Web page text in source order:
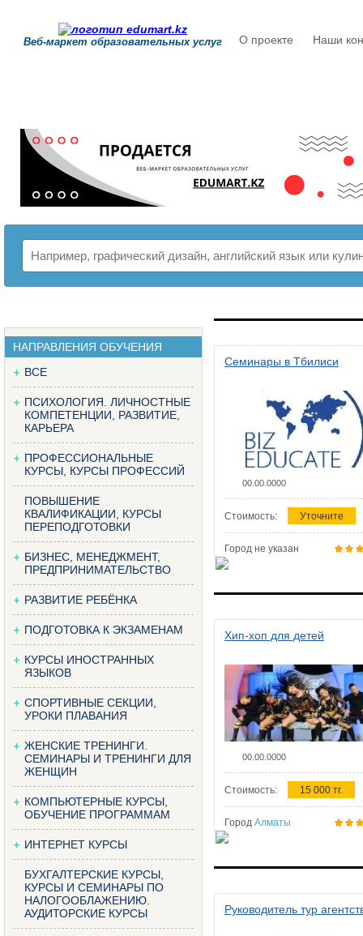
Веб-маркет образовательных услуг О проекте Наши
НАПРАВЛЕНИЯ ОБУЧЕНИЯ
ВСЕ
ПСИХОЛОГИЯ. ЛИЧНОСТНЫЕ
КОМПЕТЕНЦИИ, РАЗВИТИЕ,
КАРЬЕРА
ПРОФЕССИОНАЛЬНЫЕ
КУРСЫ, КУРСЫ ПРОФЕССИЙ
ПОВЫШЕНИЕ
КВАЛИФИКАЦИИ, КУРСЫ
ПЕРЕПОДГОТОВКИ
БИЗНЕС, МЕНЕДЖМЕНТ,
ПРЕДПРИНИМАТЕЛЬСТВО
РАЗВИТИЕ РЕБЁНКА
ПОДГОТОВКА К ЭКЗАМЕНАМ
КУРСЫ ИНОСТРАННЫХ
ЯЗЫКОВ
СПОРТИВНЫЕ СЕКЦИИ,
УРОКИ ПЛАВАНИЯ
ЖЕНСКИЕ ТРЕНИНГИ.
СЕМИНАРЫ И ТРЕНИНГИ ДЛЯ
ЖЕНЩИН
КОМПЬЮТЕРНЫЕ КУРСЫ,
ОБУЧЕНИЕ ПРОГРАММАМ
ИНТЕРНЕТ КУРСЫ
БУХГАЛТЕРСКИЕ КУРСЫ,
КУРСЫ И СЕМИНАРЫ ПО
НАЛОГООБЛАЖЕНИЮ.
АУДИТОРСКИЕ КУРСЫ
Семинары в Тбилиси
00.00.0000
Стоимость: Уточните
Город не указан
Хип-хоп для детей
00.00.0000
Стоимость: 15 000 тг.
Город Алматы
Руководитель тур